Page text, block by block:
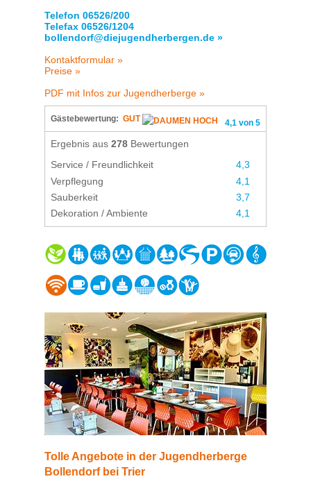
Telefon 06526/200
Telefax 06526/1204
bollendorf@diejugendherbergen.de »
Kontaktformular »
Preise »
PDF mit Infos zur Jugendherberge »
Gästebewertung: GUT 4,1 von 5
Ergebnis aus 278 Bewertungen
Service / Freundlichkeit
4,3
Verpflegung
4,1
Sauberkeit
3,7
Dekoration / Ambiente
4,1
Tolle Angebote in der Jugendherberge
Bollendorf bei Trier